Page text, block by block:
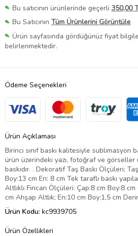
Bu satıcının ürünlerinde geçerli 350,00
Bu Satıcının Tüm Ürünlerini Görüntüle
Ürün sayfasında gördüğünüz fiyat
belirlenmektedir.
Ödeme Seçenekleri
Ürün Açıklaması
Birinci sınıf baskı kalitesiyle sublimasyon
ürün üzerindeki yazı, fotoğraf ve görseller
baskıdır. . Dekoratif Taş Baskı Ölçüleri;
Boy:13 cm En: 8 cm Tek taraflı baskı
Altlıklı Fincan Ölçüleri: Çap:8 cm Boy:8 cm
cm Ahşap Altlık; En:10 cm Boy:1,5 cm
Ürün Kodu: kc9939705
Ürün Özellikleri